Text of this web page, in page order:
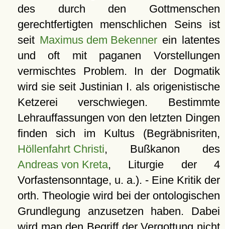
des durch den Gottmenschen
gerechtfertigten menschlichen Seins ist
seit Maximus dem Bekennerein latentes
und oft mit paganen Vorstellungen
vermischtes Problem. In der Dogmatik
wird sie seit Justinian I. als origenistische
Ketzerei verschwiegen. Bestimmte
Lehrauffassungen von den letzten Dingen
finden sich im Kultus (Begräbnisriten,
Höllenfahrt Christi, Bußkanon des
Andreas von Kreta, Liturgie der 4
Vorfastensonntage, u. a.). - Eine Kritik der
orth. Theologie wird bei der ontologischen
Grundlegung anzusetzen haben. Dabei